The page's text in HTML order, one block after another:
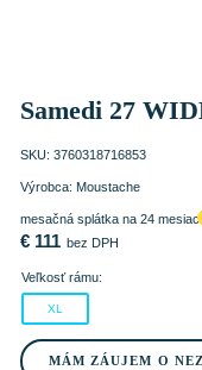
Samedi 27
SKU: 3760318716853
Výrobca: Moustache
mesačná splátka na 24
€111 bez DPH
Veľkosť rámu:
XL
MÁM ZÁUJEM O